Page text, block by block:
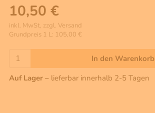
10,50 €
inkl. MwSt, zzgl. Versand
Grundpreis 1 L: 105,00 €
In den Warenkorb
Auf Lager – lieferbar innerhalb 2-5 Tagen